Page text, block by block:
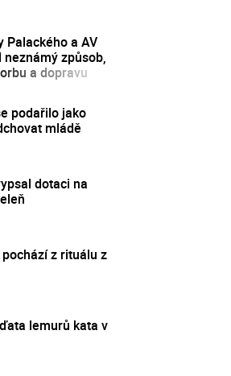
Palackého a AV
neznámý způsob,
a dopravu
podařilo jako
mládě
dotaci na
z rituálu z
lemurů kata v